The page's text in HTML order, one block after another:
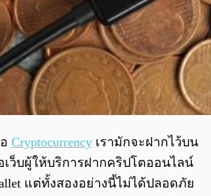
Cryptocurrency เรามักจะฝากไว้บน
เว็บผู้ให้บริการฝากคริปโตออนไลน์
แต่ทั้งสองอย่างนี้ไม่ได้ปลอดภัย